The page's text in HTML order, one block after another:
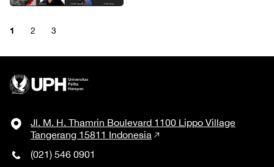
1 2 3
Jl. M. H. Thamrin Boulevard 1100 Lippo Village
Tangerang 15811 Indonesia
(021) 546 0901